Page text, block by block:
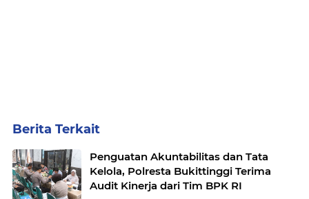
Berita Terkait
Penguatan Akuntabilitas dan Tata
Kelola, Polresta Bukittinggi Terima
Audit Kinerja dari Tim BPK RI